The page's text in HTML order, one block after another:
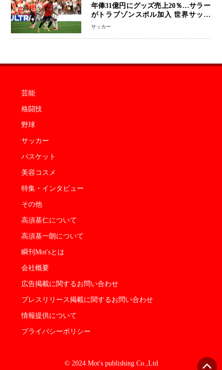
年俸31億円にグッズ売上20％…サラー
がトラブゾンスポル加入 世界サッカ
ーは「五大リーグ一強」から新時代へ
サッカー
芸能
格闘技
野球
サッカー
バスケット
美容コスメ
特集・インタビュー
その他
高須基仁について
高須基一朗について
瞬刊Mot'sとは
会社概要
広告掲載に関するお問い合わせ
プレスリリース掲載に関するお問い合わせ
情報提供について
プライバシーポリシー
© 2024 Mot's publishing Co.,Ltd